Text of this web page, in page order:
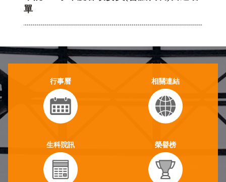
行事曆 相關連結
生科院訊 榮譽榜